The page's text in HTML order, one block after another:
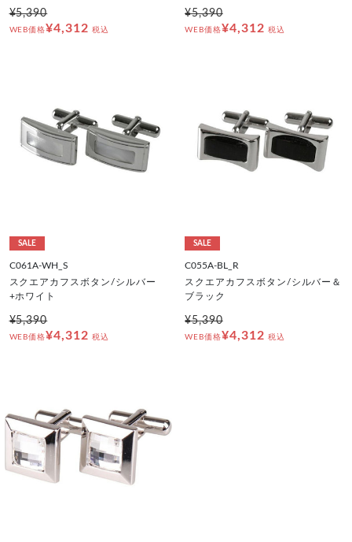
¥5,390
WEB価格¥4,312 税込
¥5,390
WEB価格¥4,312 税込
SALE
C061A-WH_S
スクエアカフスボタン/シルバー
+ホワイト
¥5,390
WEB価格¥4,312 税込
SALE
C055A-BL_R
スクエアカフスボタン/シルバー＆
ブラック
¥5,390
WEB価格¥4,312 税込